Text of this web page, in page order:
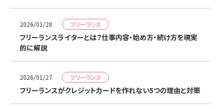
2026/01/28 フリーランス
フリーランスライターとは？仕事内容・始め方・続け方を現実
的に解説
2026/01/27 フリーランス
フリーランスがクレジットカードを作れない5つの理由と対策